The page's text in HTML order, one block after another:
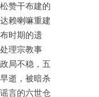
赞干布建的
赖喇嘛重建
时期的遗
理宗教事
局不稳，五
逝，被暗杀
言的六世仓